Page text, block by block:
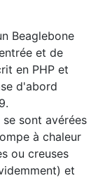
Beaglebone
et de
en PHP et
d'abord
sont avérées
à chaleur
ou creuses
et